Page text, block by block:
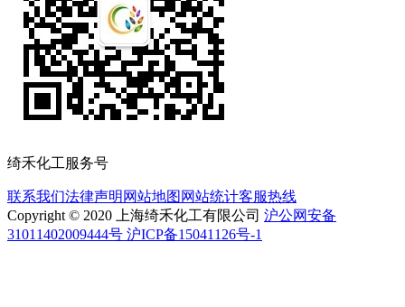
绮禾化工服务号
联系我们法律声明 网站地图 网站统计客服热线
Copyright © 2020 上海绮禾化工有限公司 沪公网安备
31011402009444号 沪ICP备15041126号-1